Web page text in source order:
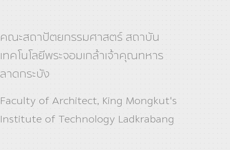
คณะสถาปัตยกรรมศาสตร์ สถาบัน
เทคโนโลยีพระจอมเกล้าเจ้าคุณทหาร
ลาดกระบัง
Faculty of Architect, King Mongkut's
Institute of Technology Ladkrabang